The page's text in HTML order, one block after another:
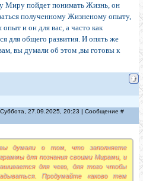
Миру пойдет понимать Жизнь, он
полученному Жизненому опыту,
и он для вас, а часто как
для общего развития. И опять же
вы думали об этом ,вы готовы к
27.09.2025, 20:23 | Сообщение #
думали о том, что заполняете
для познания своими Мирами, и
для чего, для того чтобы
Продумайте каково тем